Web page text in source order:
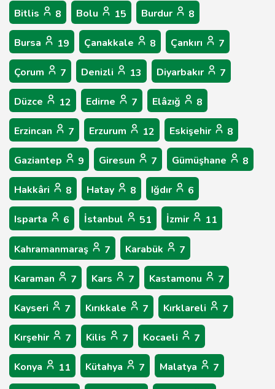
Bitlis 8 Bolu 15 Burdur 8
Bursa 19 Çanakkale 8 Çankırı 7
Çorum 7 Denizli 13 Diyarbakır 7
Düzce 12 Edirne 7 Elâzığ 8
Erzincan 7 Erzurum 12 Eskişehir 8
Gaziantep 9 Giresun 7 Gümüşhane 8
Hakkâri 8 Hatay 8 Iğdır 6
Isparta 6 İstanbul 51 İzmir 11
Kahramanmaraş 7 Karabük 7
Karaman 7 Kars 7 Kastamonu 7
Kayseri 7 Kırıkkale 7 Kırklareli 7
Kırşehir 7 Kilis 7 Kocaeli 7
Konya 11 Kütahya 7 Malatya 7